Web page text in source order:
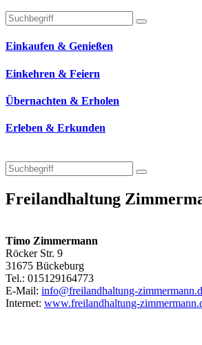
Technisches Feld: Suchfeld
Technisches Feld: Suchbutton
Suche absenden
Einkaufen & Genießen
Einkehren & Feiern
Übernachten & Erholen
Erleben & Erkunden
Freilandhaltung
Timo Zimmermann
Röcker Str. 9
31675 Bückeburg
Tel.: 015129164773
E-Mail: info@freilandhaltung-
Internet: www.freilandhaltung-